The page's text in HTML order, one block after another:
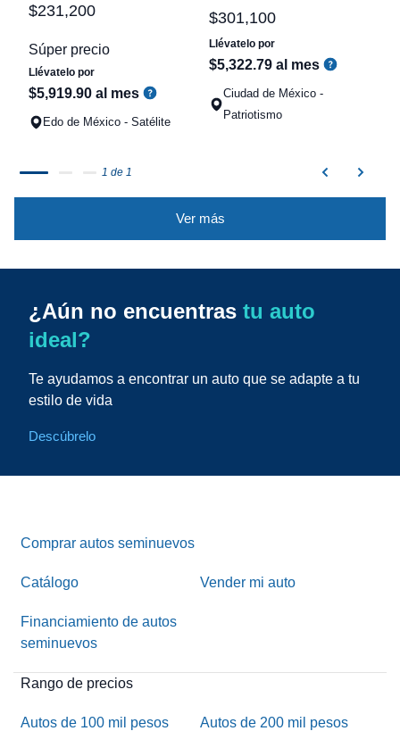
$231,200
Súper precio
Llévatelo por
$5,919.90 al mes
Edo de México - Satélite
$301,100
Llévatelo por
$5,322.79 al mes
Ciudad de México -
Patriotismo
1 de 1
Ver más
¿Aún no encuentras tu auto
ideal?
Te ayudamos a encontrar un auto que se adapte a tu
estilo de vida
Descúbrelo
Comprar autos seminuevos
Catálogo Vender mi auto
Financiamiento de autos
seminuevos
Rango de precios
Autos de 100 mil pesos Autos de 200 mil pesos